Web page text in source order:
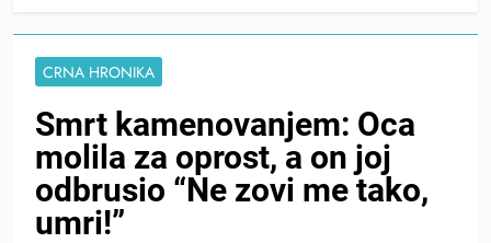
CRNA HRONIKA
Smrt kamenovanjem: Oca
molila za oprost, a on joj
odbrusio “Ne zovi me tako,
umri!”